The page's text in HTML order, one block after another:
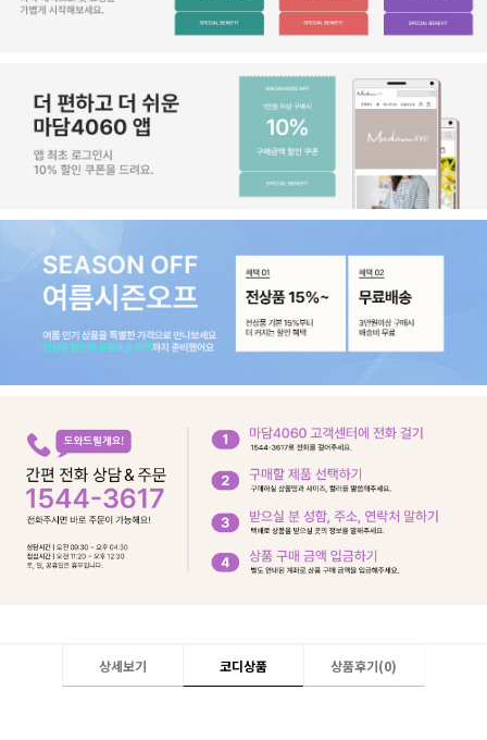
상세보기 코디상품 상품후기(0)